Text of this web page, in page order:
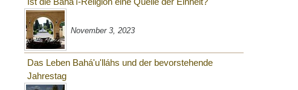
November 3, 2023
Das Leben Bahá'u'lláhs und der bevorstehende
Jahrestag